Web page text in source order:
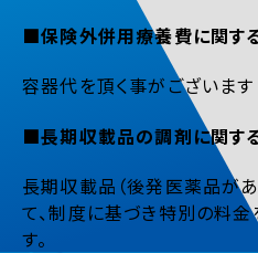
■保険外併用療養費に関す
容器代を頂く事がございます
■長期収載品の調剤に関す
長期収載品（後発医薬品が
て、制度に基づき特別の料
す。